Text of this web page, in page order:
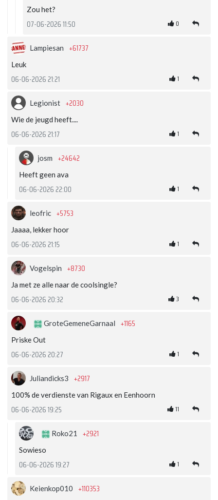
Zou het?
07-06-2026 11:50 0
Lampiesan +61737
Leuk
06-06-2026 21:21 1
Legionist +2030
Wie de jeugd heeft....
06-06-2026 21:17 1
josm +24642
Heeft geen ava
06-06-2026 22:00 1
leofric +5753
Jaaaa, lekker hoor
06-06-2026 21:15 1
Vogelspin +8730
Ja met ze alle naar de coolsingle?
06-06-2026 20:32 3
GroteGemeneGarnaal +1165
Priske Out
06-06-2026 20:27 1
Juliandicks3 +2917
100% de verdienste van Rigaux en Eenhoorn
06-06-2026 19:25 11
Roko21 +2921
Sowieso
06-06-2026 19:27 1
Keienkop010 +110353